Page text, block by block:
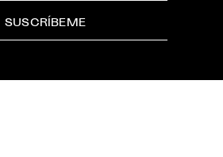
SUSCRÍBEME